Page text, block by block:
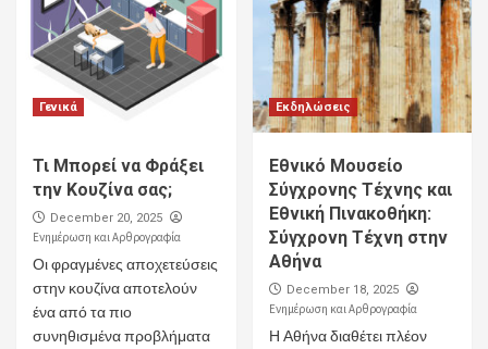
Γενικά
Τι Μπορεί να Φράξει
την Κουζίνα σας;
December 20, 2025
Ενημέρωση και Αρθρογραφία
Οι φραγμένες αποχετεύσεις
στην κουζίνα αποτελούν
ένα από τα πιο
συνηθισμένα προβλήματα
Εκδηλώσεις
Εθνικό Μουσείο
Σύγχρονης Τέχνης και
Εθνική Πινακοθήκη:
Σύγχρονη Τέχνη στην
Αθήνα
December 18, 2025
Ενημέρωση και Αρθρογραφία
Η Αθήνα διαθέτει πλέον